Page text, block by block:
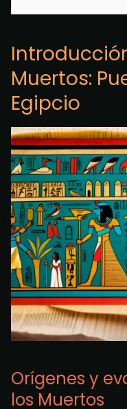
Muertos:
Egipcio
Orígenes y
los Muertos